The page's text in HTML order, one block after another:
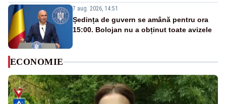
7 aug. 2026, 14:51
Ședința de guvern se amână pentru ora
15:00. Bolojan nu a obținut toate avizele
ECONOMIE